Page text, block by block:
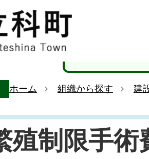
ホーム 組織から探す 建
殖制限手術